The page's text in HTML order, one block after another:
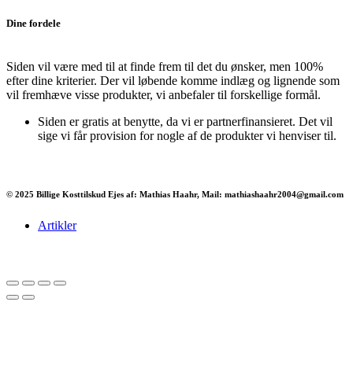
Dine fordele
Siden vil være med til at finde frem til det du ønsker, men 100%
efter dine kriterier. Der vil løbende komme indlæg og lignende som
vil fremhæve visse produkter, vi anbefaler til forskellige formål.
Siden er gratis at benytte, da vi er partnerfinansieret. Det vil
sige vi får provision for nogle af de produkter vi henviser til.
© 2025 Billige Kosttilskud Ejes af: Mathias Haahr, Mail: mathiashaahr2004@gmail.com
Artikler